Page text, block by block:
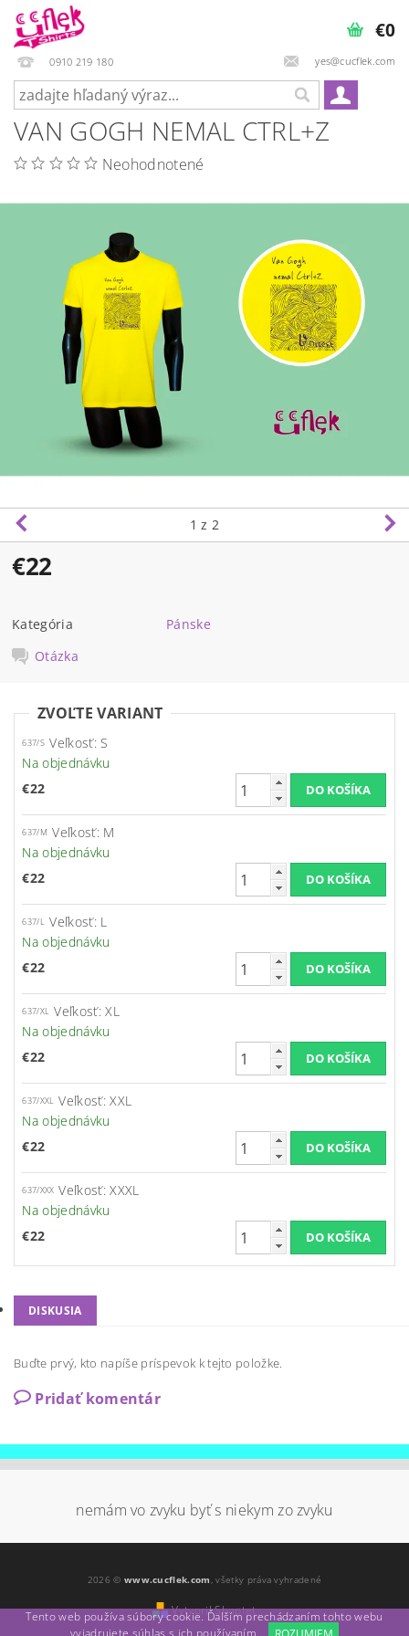
0910 219 180 yes@cucflek.com
€0
VAN GOGH NEMAL CTRL+Z
Neohodnotené
1 z 2
€22
Kategória
Pánske
Otázka
ZVOĽTE VARIANT
637/S Veľkosť: S
Na objednávku
€22
637/M Veľkosť: M
Na objednávku
€22
637/L Veľkosť: L
Na objednávku
€22
637/XL Veľkosť: XL
Na objednávku
€22
637/XXL Veľkosť: XXL
Na objednávku
€22
637/XXX Veľkosť: XXXL
Na objednávku
€22
DISKUSIA
Buďte prvý, kto napíše príspevok k tejto položke.
Pridať komentár
nemám vo zvyku byť s niekym zo zvyku
2026 © www.cucflek.com, všetky práva vyhradené
Vytvoril Shoptet
Tento web používa súbory cookie. Ďalším prechádzaním tohto webu